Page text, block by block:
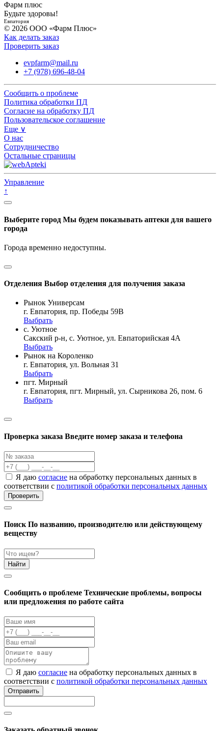
Фарм плюс
Будьте здоровы!
Евпатория
© 2026 ООО «Фарм Плюс»
Как делать заказ
Проверить заказ
evpfarm@mail.ru
+7 (978) 696-48-04
Сообщить о проблеме
Политика обработки ПД
Согласие на обработку ПД
Пользовательское соглашение
Еще ∨
О нас
Сотрудничество
Остальные страницы
Управление
↑
Выберите город Мы будем показывать аптеки для вашего
города
Города временно недоступны.
Отделения Выбор отделения для получения заказа
Рынок Универсам
г. Евпатория, пр. Победы 59В
Выбрать
с. Уютное
Сакский р-н, с. Уютное, ул. Евпаторийская 4А
Выбрать
Рынок на Короленко
г. Евпатория, ул. Вольная 31
Выбрать
пгт. Мирный
г. Евпатория, пгт. Мирный, ул. Сырникова 26, пом. 6
Выбрать
Проверка заказа Введите номер заказа и телефона
Я даю согласие на обработку персональных данных в
соответствии с политикой обработки персональных данных
Проверить
Поиск По названию, производителю или действующему
веществу
Найти
Cообщить о проблеме Технические проблемы, вопросы
или предложения по работе сайта
Я даю согласие на обработку персональных данных в
соответствии с политикой обработки персональных данных
Отправить